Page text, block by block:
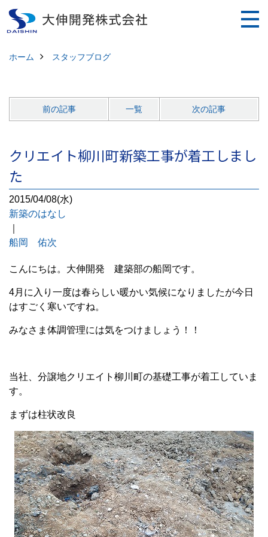
ホーム スタッフブログ
前の記事 一覧 次の記事
クリエイト柳川町新築工事が着工しまし
た
2015/04/08(水)
新築のはなし
船岡 佑次
こんにちは。大伸開発 建築部の船岡です。
4月に入り一度は春らしい暖かい気候になりましたが今日
はすごく寒いですね。
みなさま体調管理には気をつけましょう！！
当社、分譲地クリエイト柳川町の基礎工事が着工していま
す。
まずは柱状改良